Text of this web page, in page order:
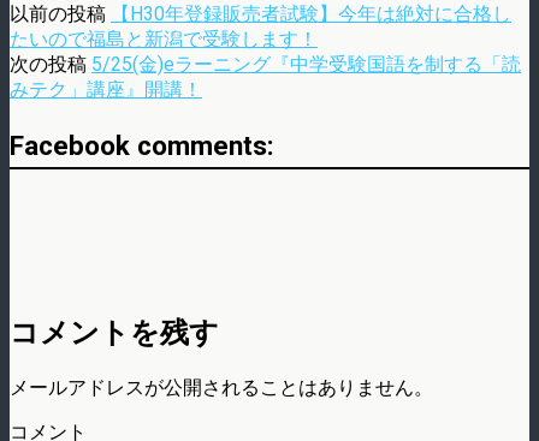
以前の投稿
【H30年登録販売者試験】今年は絶対に合格し
たいので福島と新潟で受験します！
次の投稿 5/25(金)eラーニング『中学受験国語を制する「読
みテク」講座』開講！
Facebook comments:
コメントを残す
メールアドレスが公開されることはありません。
コメント